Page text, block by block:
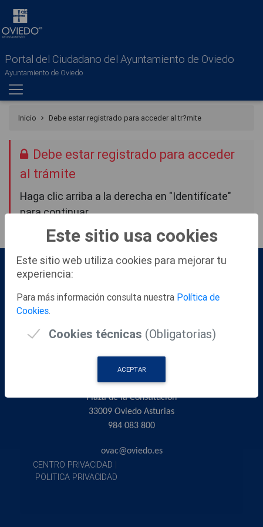
Portal del Ciudadano del Ayuntamiento de Oviedo
Ayuntamiento de Oviedo
Inicio Debe estar registrado para acceder al tr?mite
Debe estar registrado para acceder
al trámite
Haga clic arriba a la derecha en "Identifícate"
para continuar.
CONSULTAS SOBRE TRAMITACIÓN WEB -
OVAC (Oficina Virtual de Atención al Ciudadano)
Contacte a través de centralita: 984 083 800
AYUNTAMIENTO DE OVIEDO
Plaza de la Constitución
33009 Oviedo Asturias
984 083 800
ovac@oviedo.es
CENTRO PRIVACIDAD |
POLITICA PRIVACIDAD
Este sitio usa cookies
Este sitio web utiliza cookies para mejorar tu
experiencia:
Para más información consulta nuestra Política de
Cookies.
Cookies técnicas (Obligatorias)
ACEPTAR